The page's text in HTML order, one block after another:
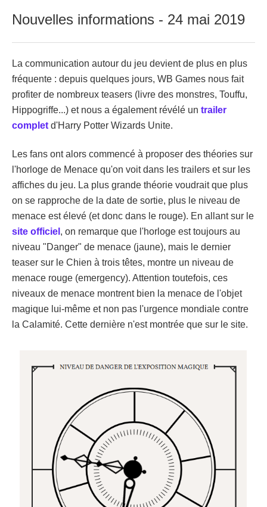
Nouvelles informations - 24 mai 2019
La communication autour du jeu devient de plus en plus
fréquente : depuis quelques jours, WB Games nous fait
profiter de nombreux teasers (livre des monstres, Touffu,
Hippogriffe...) et nous a également révélé un trailer
complet d'Harry Potter Wizards Unite.
Les fans ont alors commencé à proposer des théories sur
l'horloge de Menace qu'on voit dans les trailers et sur les
affiches du jeu. La plus grande théorie voudrait que plus
on se rapproche de la date de sortie, plus le niveau de
menace est élevé (et donc dans le rouge). En allant sur le
site officiel , on remarque que l'horloge est toujours au
niveau "Danger" de menace (jaune), mais le dernier
teaser sur le Chien à trois têtes, montre un niveau de
menace rouge (emergency). Attention toutefois, ces
niveaux de menace montrent bien la menace de l'objet
magique lui-même et non pas l'urgence mondiale contre
la Calamité. Cette dernière n'est montrée que sur le site.